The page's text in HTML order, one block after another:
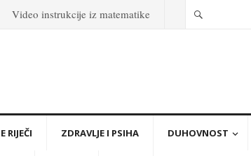
Video instrukcije iz matematike
RIJEČI ZDRAVLJE I PSIHA DUHOVNOST